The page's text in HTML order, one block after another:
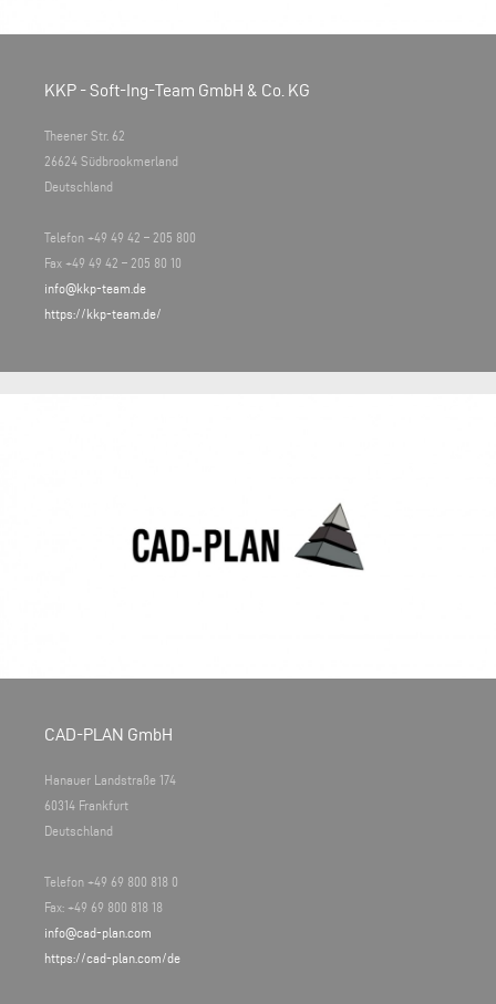
KKP - Soft-Ing-Team GmbH & Co. KG
Theener Str. 62
26624 Südbrookmerland
Deutschland
Telefon +49 49 42 – 205 800
Fax +49 49 42 – 205 80 10
info@kkp-team.de
https://kkp-team.de/
CAD-PLAN GmbH
Hanauer Landstraße 174
60314 Frankfurt
Deutschland
Telefon +49 69 800 818 0
Fax: +49 69 800 818 18
info@cad-plan.com
https://cad-plan.com/de